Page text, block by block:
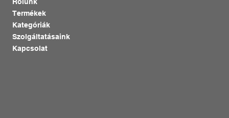
Termékek
Kategóriák
Szolgáltatásaink
Kapcsolat